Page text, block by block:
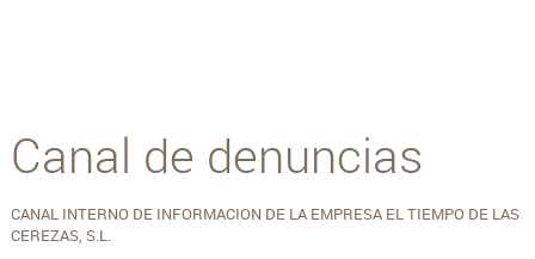
Canal de denuncias
CANAL INTERNO DE INFORMACION DE LA EMPRESA EL TIEMPO DE LAS
CEREZAS, S.L.